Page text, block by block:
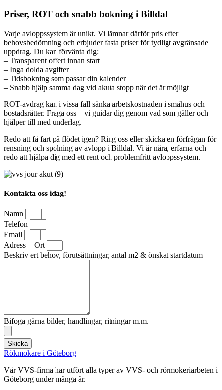
Priser, ROT och snabb bokning i Billdal
Varje avloppssystem är unikt. Vi lämnar därför pris efter
behovsbedömning och erbjuder fasta priser för tydligt avgränsade
uppdrag. Du kan förvänta dig:
– Transparent offert innan start
– Inga dolda avgifter
– Tidsbokning som passar din kalender
– Snabb hjälp samma dag vid akuta stopp när det är möjligt
ROT-avdrag kan i vissa fall sänka arbetskostnaden i småhus och
bostadsrätter. Fråga oss – vi guidar dig genom vad som gäller och
hjälper till med underlag.
Redo att få fart på flödet igen? Ring oss eller skicka en förfrågan för
rensning och spolning av avlopp i Billdal. Vi är nära, erfarna och
redo att hjälpa dig med ett rent och problemfritt avloppssystem.
Kontakta oss idag!
Namn
Telefon
Email
Adress + Ort
Beskriv ert behov, förutsättningar, antal m2 & önskat startdatum
Bifoga gärna bilder, handlingar, ritningar m.m.
Skicka
Rökmokare i Göteborg
Vår VVS-firma har utfört alla typer av VVS- och rörmokeriarbeten i
Göteborg under många år.